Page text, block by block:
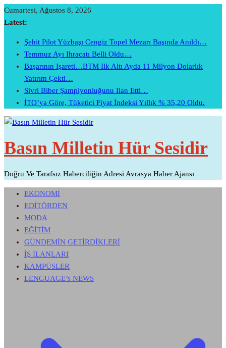
Skip
To
Cumartesi, Ağustos 8, 2026
Latest:
Şehit Pilot Yüzbaşı Cengiz Topel Mezarı Başında Anıldı…
Temmuz Ayı Ihracatı Belli Oldu…
Başarının Işareti…BTM Ilk Altı Ayda 11 Milyon Dolarlık
Yatırım Çekti…
Sivri Biber Şampiyonluğunu Ilan Etti…
İTO’ya Göre, Tüketici Fiyat İndeksi Yıllık % 35,20 Oldu.
Basın Milletin Hür Sesidir
Doğru Ve Tarafsız Haberciliğin Adresi Avrasya Haber Ajansı
EKONOMİ
EDİTÖRDEN
MODA
EĞİTİM
GÜNDEMİN GETİRDİKLERİ
İŞ İLANLARI
KAMPÜSLER
LENGUAGE’s NEWS